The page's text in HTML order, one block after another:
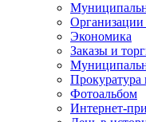
Организации
Экономика
Заказы и
Фотоальбом
Интернет-